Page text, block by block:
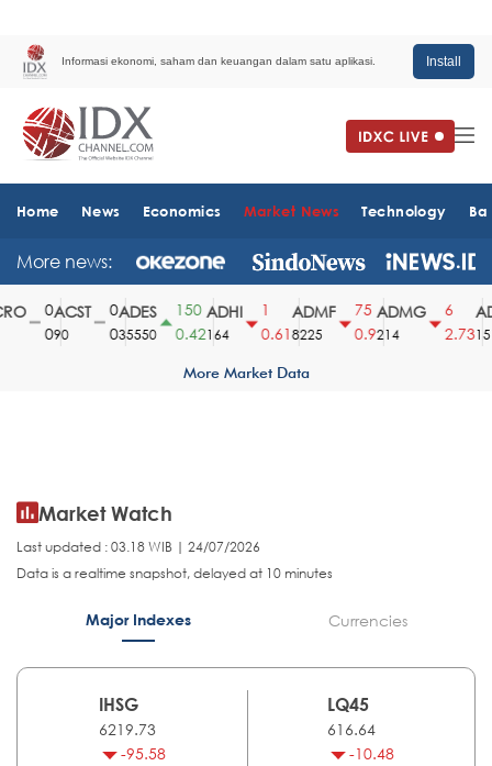
Informasi ekonomi, saham dan keuangan dalam satu aplikasi. Install
Home News Economics Market News Technology
More news:
ACST
90
ADES
35550
150
0.42
ADHI
164
0.61
ADMF
8225
75
0.9
ADMG
214
2.731510
More Market Data
Market Watch
Last updated : 03.18 WIB | 24/07/2026
Data is a realtime snapshot, delayed at 10 minutes
Major Indexes Currencies
IHSG
6219.73
-95.58
LQ45
616.64
-10.48